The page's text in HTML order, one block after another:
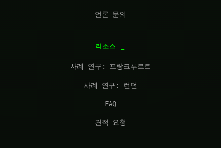
언론 문의
리소스
사례 연구: 프랑크푸르트
사례 연구: 런던
FAQ
견적 요청